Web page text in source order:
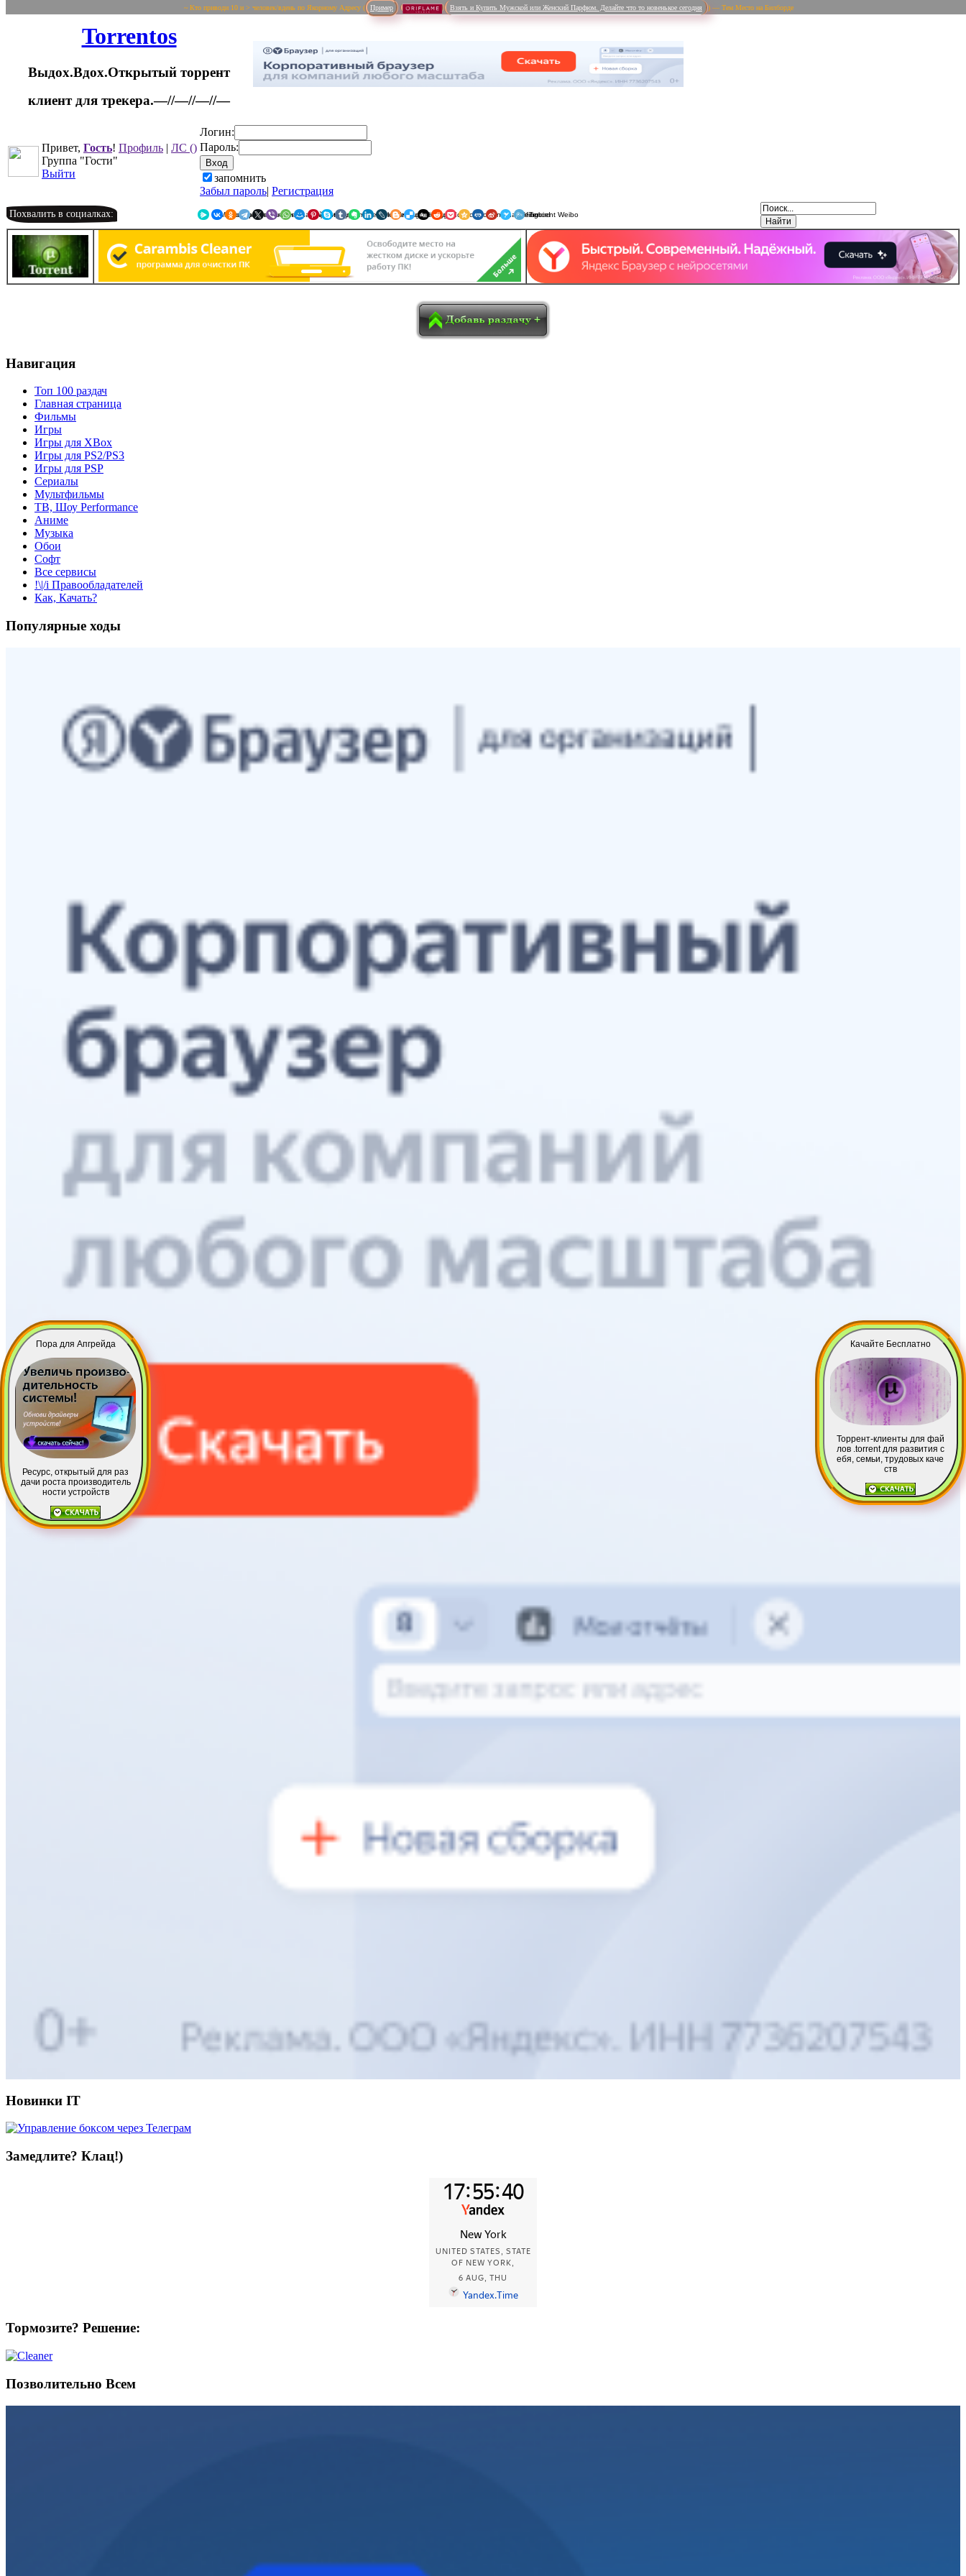
~ Кто приводи 10 и > человек/вдень по Якорному Адресу ( Пример Взять и Купить Мужской или Женский Парфюм. Делайте что то новенькое сегодня ) — Тем Место на Билборде
Качайте Бесплатно
Торрент-клиенты для фай
лов .torrent для развития с
ебя, семьи, трудовых каче
ств
Пора для Апгрейда
Ресурс, открытый для раз
дачи роста производитель
ности устройств
Torrentos
Выдох.Вдох.Открытый торрент
клиент для трекера.—//—//—//—
Привет, Гость! Профиль | ЛС ()
Группа "Гости"
Выйти
Логин:
Пароль:
запомнить
Забыл пароль| Регистрация
Похвалить в социалках: Я.Мессенджер
ВКонтакте
Одноклассники
Telegram
X ViberWhatsApp
Мой Мир
Pinterest
SkypeTumblrEvernote
LinkedInLiveJournalDelicious
Diggreddit PocketQzoneRenrenSina Weibo
Surfingbird
Tencent Weibo
Навигация
Топ 100 раздач
Главная страница
Фильмы
Игры
Игры для XBox
Игры для PS2/PS3
Игры для PSP
Сериалы
Мультфильмы
ТВ, Шоу Performance
Аниме
Музыка
Обои
Софт
Все сервисы
!\|/i Правообладателей
Как, Качать?
Популярные ходы
Новинки IT
Замедлите? Клац!)
Тормозите? Решение:
Позволительно Всем